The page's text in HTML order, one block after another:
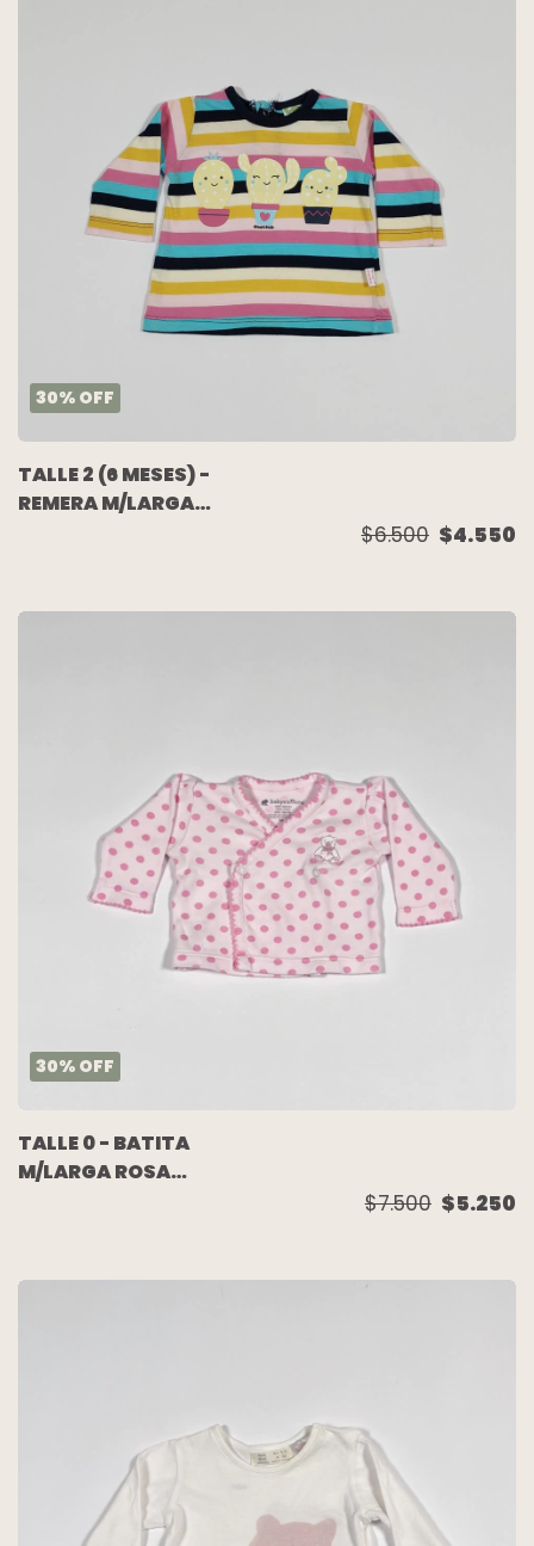
30% OFF
TALLE 2 (6 MESES) -
REMERA M/LARGA
$6.500 $4.550
30% OFF
TALLE 0 - BATITA
M/LARGA ROSA
$7.500 $5.250